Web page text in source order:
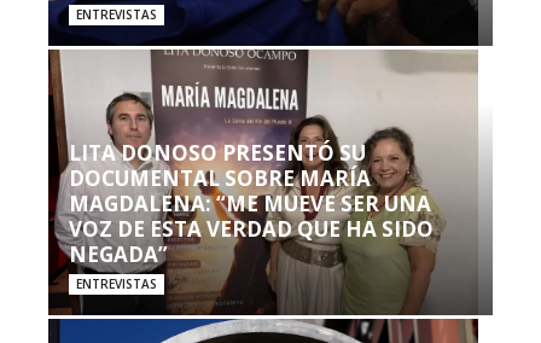
ENTREVISTAS
LITA DONOSO PRESENTÓ SU
DOCUMENTAL SOBRE MARÍA
MAGDALENA: “ME MUEVE SER UNA
VOZ DE ESTA VERDAD QUE HA SIDO
NEGADA”
ENTREVISTAS